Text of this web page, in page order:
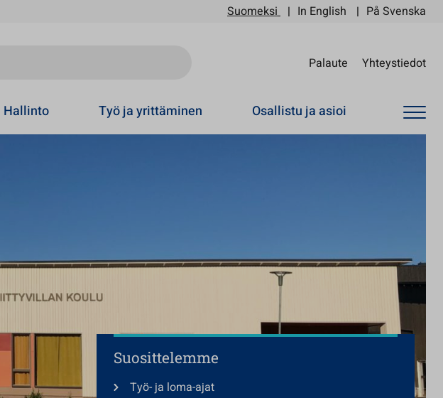
Suomeksi In English På Svenska
Palaute Yhteystiedot
Hallinto Työ ja yrittäminen Osallistu ja asioi
Suosittelemme
Työ- ja loma-ajat